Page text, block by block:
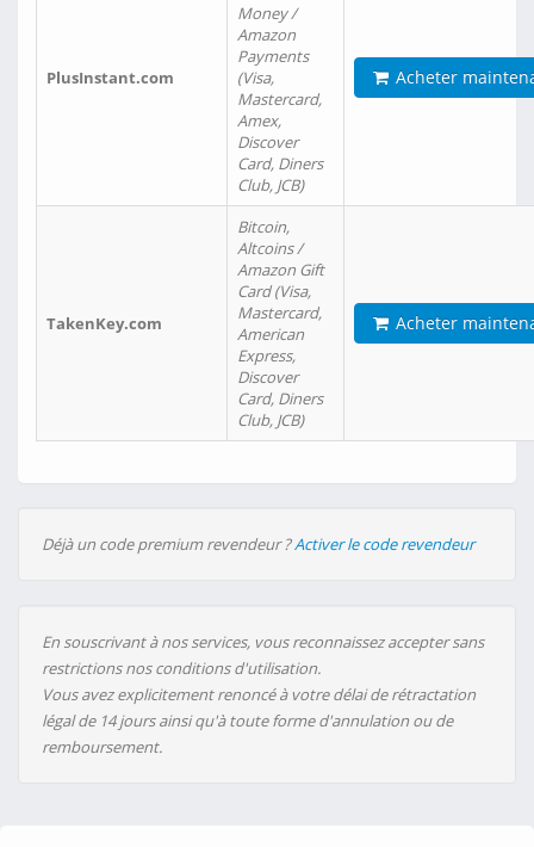
PlusInstant.com
Money /
Amazon
Payments
(Visa,
Mastercard,
Amex,
Discover
Card, Diners
Club, JCB)
Acheter
TakenKey.com
Bitcoin,
Altcoins /
Amazon Gift
Card (Visa,
Mastercard,
American
Express,
Discover
Card, Diners
Club, JCB)
Acheter
Déjà un code premium revendeur ?Activer le code revendeur
En souscrivant à nos services, vous reconnaissez accepter sans
restrictions nos conditions d'utilisation.
Vous avez explicitement renoncé à votre délai de rétractation
légal de 14 jours ainsi qu'à toute forme d'annulation ou de
remboursement.